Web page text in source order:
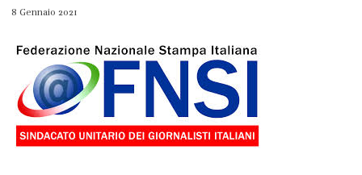
8 Gennaio 2021